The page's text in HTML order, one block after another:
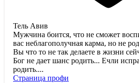
Тель Авив
Мужчина боится, что не сможет
вас неблагополучная карма, но не
Вы что то не так делаете в жизни
Бог не дает шанс родить... Ечли
родить....
Страница профи